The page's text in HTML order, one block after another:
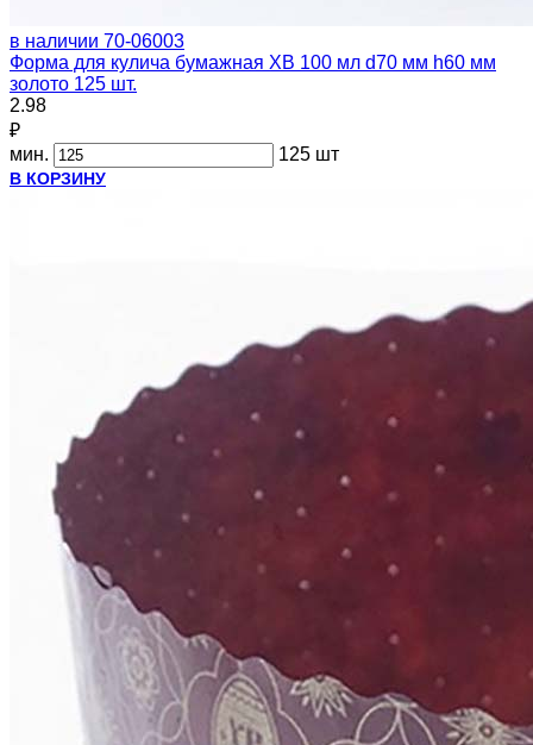
в наличии 70-06003
Форма для кулича бумажная ХВ 100 мл d70 мм h60 мм
золото 125 шт.
2.98
₽
мин.
125 шт
В КОРЗИНУ